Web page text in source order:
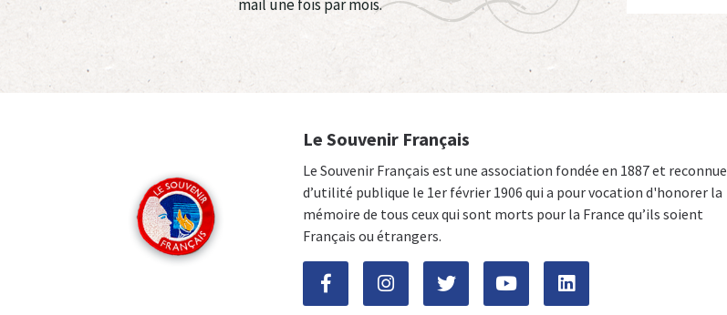
mail une fois par mois.
Le Souvenir Français
Le Souvenir Français est une association fondée en 1887 et reconnue
d’utilité publique le 1er février 1906 qui a pour vocation d'honorer la
mémoire de tous ceux qui sont morts pour la France qu’ils soient
Français ou étrangers.